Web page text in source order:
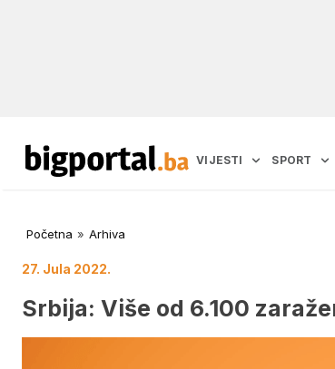
VIJESTI SPORT
Početna » Arhiva
27. Jula 2022.
Srbija: Više od 6.100